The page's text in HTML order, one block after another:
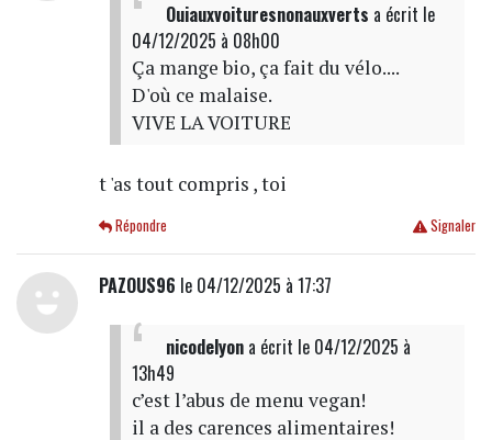
Ouiauxvoituresnonauxverts a écrit le
04/12/2025 à 08h00
Ça mange bio, ça fait du vélo....
D'où ce malaise.
VIVE LA VOITURE
t 'as tout compris , toi
Signaler
Répondre
PAZOUS96 le 04/12/2025 à 17:37
nicodelyona écrit le 04/12/2025 à
13h49
c’est l’abus de menu vegan!
il a des carences alimentaires!